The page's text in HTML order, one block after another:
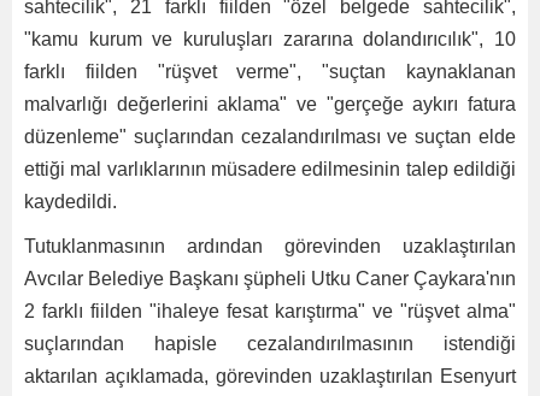
sahtecilik", 21 farklı fiilden "özel belgede sahtecilik",
"kamu kurum ve kuruluşları zararına dolandırıcılık", 10
farklı fiilden "rüşvet verme", "suçtan kaynaklanan
malvarlığı değerlerini aklama" ve "gerçeğe aykırı fatura
düzenleme" suçlarından cezalandırılması ve suçtan elde
ettiği mal varlıklarının müsadere edilmesinin talep edildiği
kaydedildi.
Tutuklanmasının ardından görevinden uzaklaştırılan
Avcılar Belediye Başkanı şüpheli Utku Caner Çaykara'nın
2 farklı fiilden "ihaleye fesat karıştırma" ve "rüşvet alma"
suçlarından hapisle cezalandırılmasının istendiği
aktarılan açıklamada, görevinden uzaklaştırılan Esenyurt